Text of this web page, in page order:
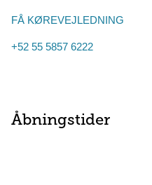
FÅ KØREVEJLEDNING
+52 55 5857 6222
Åbningstider